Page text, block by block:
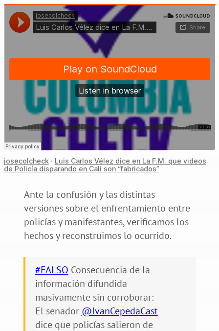
josecolcheck· Luis Carlos Vélez dice en La F.M. que videos
de Policía disparando en Cali son “fabricados”
Ante la confusión y las distintas
versiones sobre el enfrentamiento entre
policías y manifestantes, verificamos los
hechos y reconstruimos lo ocurrido.
#FALSO Consecuencia de la
información difundida
masivamente sin corroborar:
El senador @IvanCepedaCast
dice que policías salieron de